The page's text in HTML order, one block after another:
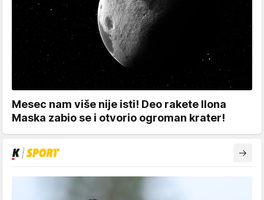
Mesec nam više nije isti! Deo rakete Ilona
Maska zabio se i otvorio ogroman krater!